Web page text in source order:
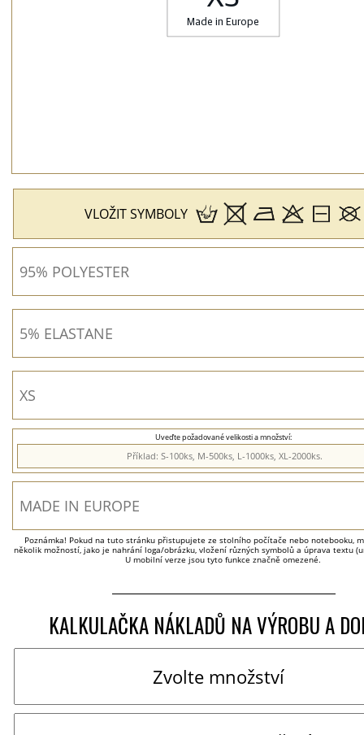
VLOŽIT SYMBOLY
Uveďte požadované velikosti a množství:
Poznámka! Pokud na tuto stránku přistupujete ze stolního počítače nebo notebooku,
několik možností, jako je nahrání loga/obrázku, vložení různých symbolů a úprava textu
U mobilní verze jsou tyto funkce značně omezené.
KALKULAČKA NÁKLADŮ NA VÝROBU A